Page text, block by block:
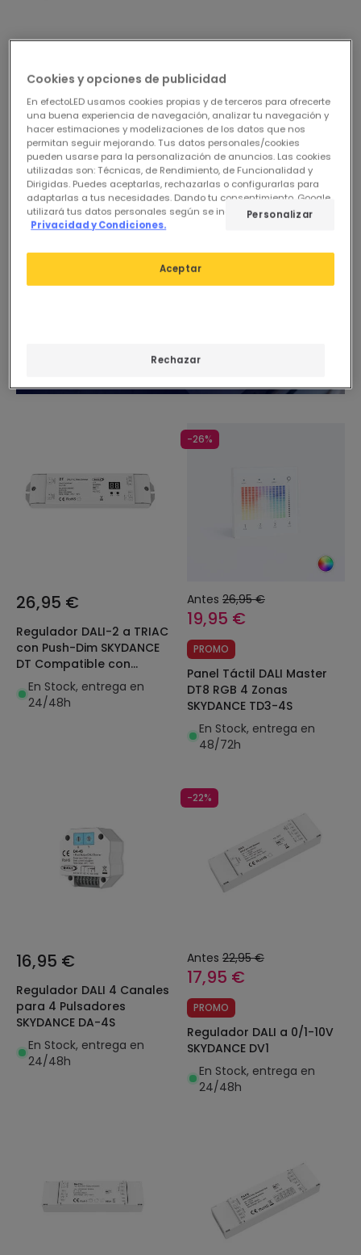
(1)
Regulador DALI-2 a TRIAC
con Push-Dim SKYDANCE
DT-B Compatible con
Pulsador
En Stock, entrega en
24/48h
DT6/DT8 con BUS
integrado SKYDANCE DA-
ML Compatible con
Pulsador
En Stock, entrega en
24/48h
26,95 €
Regulador DALI-2 a TRIAC
con Push-Dim SKYDANCE
DT Compatible con
Pulsador
En Stock, entrega en
24/48h
-26%
Antes 26,95 €
19,95 €
PROMO
Panel Táctil DALI Master
DT8 RGB 4 Zonas
SKYDANCE TD3-4S
En Stock, entrega en
48/72h
16,95 €
Regulador DALI 4 Canales
para 4 Pulsadores
SKYDANCE DA-4S
En Stock, entrega en
24/48h
-22%
Antes 22,95 €
17,95 €
PROMO
Regulador DALI a 0/1-10V
SKYDANCE DV1
En Stock, entrega en
24/48h
Cookies y opciones de publicidad
En efectoLED usamos cookies propias y de terceros para ofrecerte
una buena experiencia de navegación, analizar tu navegación y
hacer estimaciones y modelizaciones de los datos que nos
permitan seguir mejorando. Tus datos personales/cookies
pueden usarse para la personalización de anuncios. Las cookies
utilizadas son: Técnicas, de Rendimiento, de Funcionalidad y
Dirigidas. Puedes aceptarlas, rechazarlas o configurarlas para
adaptarlas a tus necesidades. Dando tu consentimiento, Google
utilizará tus datos personales según se indica en su sitio de
Privacidad y Condiciones.
Rechazar
Aceptar
Personalizar